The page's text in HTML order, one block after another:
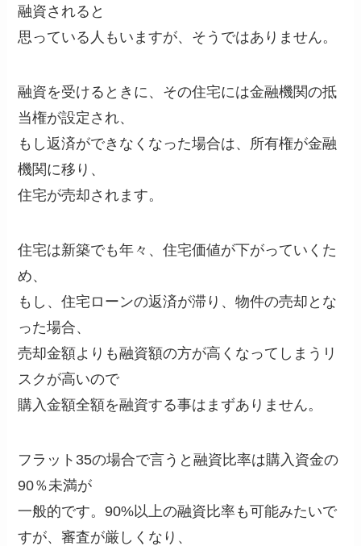
融資されると
思っている人もいますが、そうではありません。
融資を受けるときに、その住宅には金融機関の抵
当権が設定され、
もし返済ができなくなった場合は、所有権が金融
機関に移り、
住宅が売却されます。
住宅は新築でも年々、住宅価値が下がっていくた
め、
もし、住宅ローンの返済が滞り、物件の売却とな
った場合、
売却金額よりも融資額の方が高くなってしまうリ
スクが高いので
購入金額全額を融資する事はまずありません。
フラット35の場合で言うと融資比率は購入資金の
90％未満が
一般的です。90%以上の融資比率も可能みたいで
すが、審査が厳しくなり、